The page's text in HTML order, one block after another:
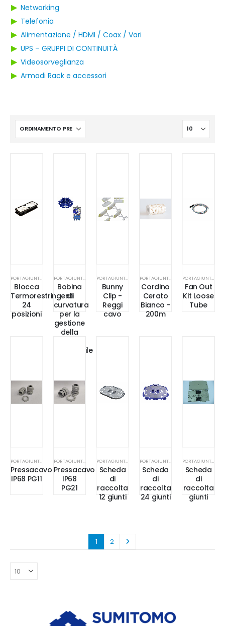
▶ Networking
▶ Telefonia
▶ Alimentazione / HDMI / Coax / Vari
▶ UPS – GRUPPI DI CONTINUITÀ
▶ Videosorveglianza
▶ Armadi Rack e accessori
Blocca
Termorestringenti
24
posizioni
PORTAGIUNTI / GESTIONE CAVI
Bobina
di
curvatura
per la
gestione
della
Sezionabile
Bunny
Clip -
Reggi
cavo
PORTAGIUNTI / GESTIONE CAVI
Cordino
Cerato
Bianco -
200m
Fan Out
Kit Loose
Tube
PORTAGIUNTI / GESTIONE CAVI
Pressacavo
IP68 PG11
PORTAGIUNTI / GESTIONE CAVI
Pressacavo
IP68
PG21
PORTAGIUNTI / GESTIONE CAVI
Scheda
di
raccolta
12 giunti
PORTAGIUNTI / GESTIONE CAVI
Scheda
di
raccolta
24 giunti
PORTAGIUNTI / GESTIONE CAVI
Scheda
di
raccolta
giunti
1 2